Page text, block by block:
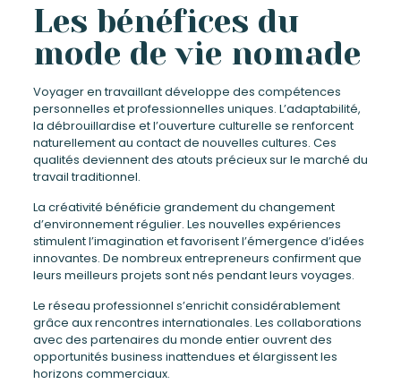
Les bénéfices du
mode de vie nomade
Voyager en travaillant développe des compétences
personnelles et professionnelles uniques. L’adaptabilité,
la débrouillardise et l’ouverture culturelle se renforcent
naturellement au contact de nouvelles cultures. Ces
qualités deviennent des atouts précieux sur le marché du
travail traditionnel.
La créativité bénéficie grandement du changement
d’environnement régulier. Les nouvelles expériences
stimulent l’imagination et favorisent l’émergence d’idées
innovantes. De nombreux entrepreneurs confirment que
leurs meilleurs projets sont nés pendant leurs voyages.
Le réseau professionnel s’enrichit considérablement
grâce aux rencontres internationales. Les collaborations
avec des partenaires du monde entier ouvrent des
opportunités business inattendues et élargissent les
horizons commerciaux.